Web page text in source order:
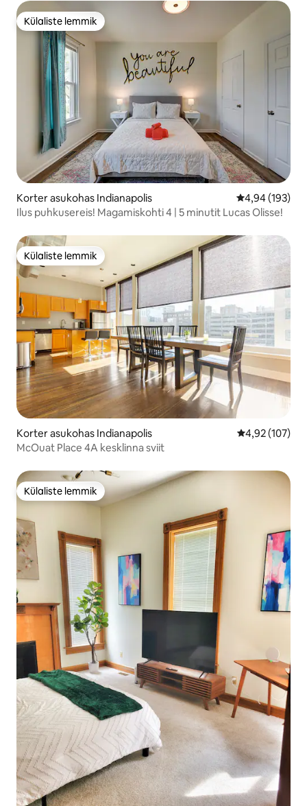
Külaliste lemmik
Külaliste lemmik
Korter asukohas Indianapolis Keskmine
4,94 (193)
Ilus puhkusereis! Magamiskohti 4 | 5 minutit Lucas Olisse!
Külaliste lemmik
Külaliste lemmik
Korter asukohas Indianapolis Keskmine
4,92 (107)
McOuat Place 4A kesklinna sviit
Külaliste lemmik
Külaliste lemmik